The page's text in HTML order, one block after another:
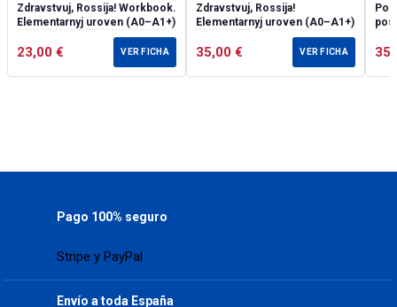
Zdravstvuj, Rossija! Workbook.
Elementarnyj uroven (А0–А1+)
23,00 € VER FICHA
Zdravstvuj, Rossija!
Elementarnyj uroven (А0–А1+)
35,00 € VER FICHA
Po-
Pago 100% seguro
Stripe y PayPal
Envío a toda España